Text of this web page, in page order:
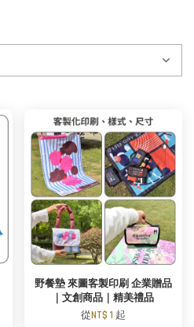
野餐墊 來圖客製印刷 企業贈品
｜文創商品｜精美禮品
從NT$ 1 起